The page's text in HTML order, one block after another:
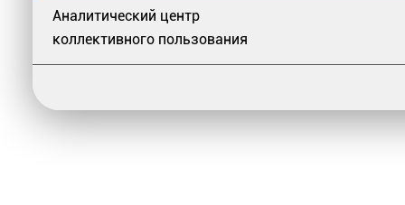
Аналитический центр
коллективного пользования